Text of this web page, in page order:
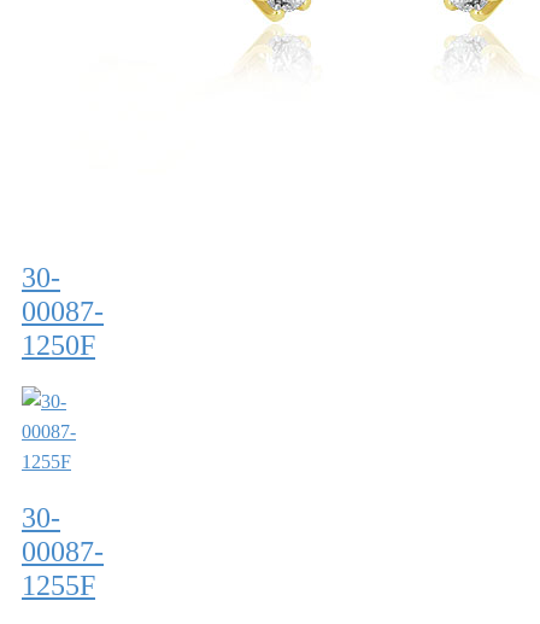
30-
00087-
1250F
30-
00087-
1255F